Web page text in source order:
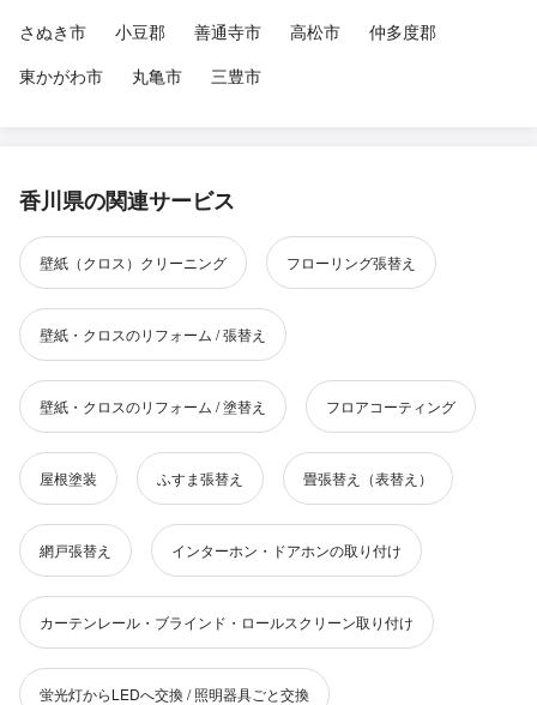
さぬき市
小豆郡 善通寺市 高松市
仲多度郡
東かがわ市
丸亀市 三豊市
香川県の関連サービス
壁紙（クロス）クリーニング フローリング張替え
壁紙・クロスのリフォーム / 張替え
壁紙・クロスのリフォーム / 塗替え フロアコーティング
屋根塗装 ふすま張替え 畳張替え（表替え）
網戸張替え インターホン・ドアホンの取り付け
カーテンレール・ブラインド・ロールスクリーン取り付け
蛍光灯からLEDへ交換 / 照明器具ごと交換